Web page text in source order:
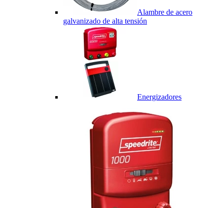
Alambre de acero
galvanizado de alta tensión
Energizadores